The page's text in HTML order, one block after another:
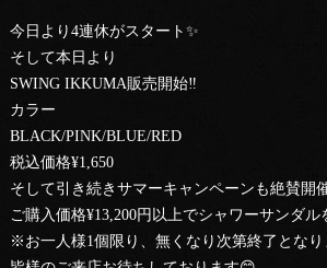
今日より4連休がスタート✨
そして本日より
SWING IKKUMA販売開始‼️
カラー
BLACK/PINK/BLUE/RED
税込価格¥1,650
そして引き続きサマーキャンペーンも絶賛開
ご購入価格¥13,200円以上でシャワーサンダル
※お一人様1個限り、無くなり次第終了となり